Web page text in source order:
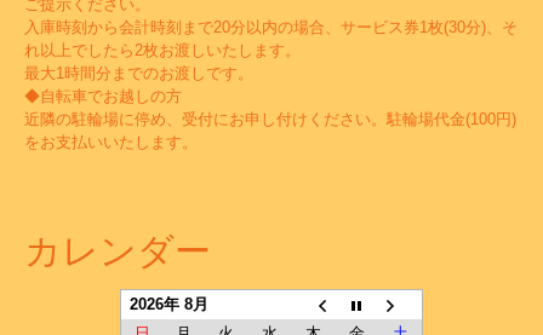
ご提示ください。
入庫時刻から会計時刻まで20分以内の場合、サービス券1枚(30分)、そ
れ以上でしたら2枚お渡しいたします。
最大1時間分までのお渡しです。
◆自転車でお越しの方
近隣の駐輪場に停め、受付にお申し付けください。駐輪場代金(100円)
をお支払いいたします。
カレンダー
2026年 8月